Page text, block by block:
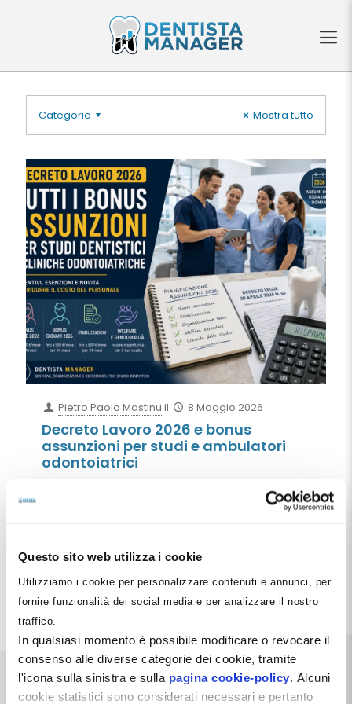
Questo sito web utilizza i cookie
Utilizziamo i cookie per personalizzare contenuti e annunci, per
fornire funzionalità dei social media e per analizzare il nostro
traffico.
In qualsiasi momento è possibile modificare o revocare il
consenso alle diverse categorie dei cookie, tramite
l'icona sulla sinistra e sulla pagina cookie-policy. Alcuni
cookie statistici sono considerati necessari e pertanto
Categorie Mostra tutto
Pietro Paolo Mastinu il 8 Maggio 2026
Decreto Lavoro 2026 e bonus
assunzioni per studi e ambulatori
odontoiatrici
Il Decreto Lavoro 2026 introduce bonus assunzioni e
incentivi contributivi che possono aiutare studi
stabilizzazioni e nuove regole sul salario giusto:
guida pratica per il settore dentale.
Leggi tutto